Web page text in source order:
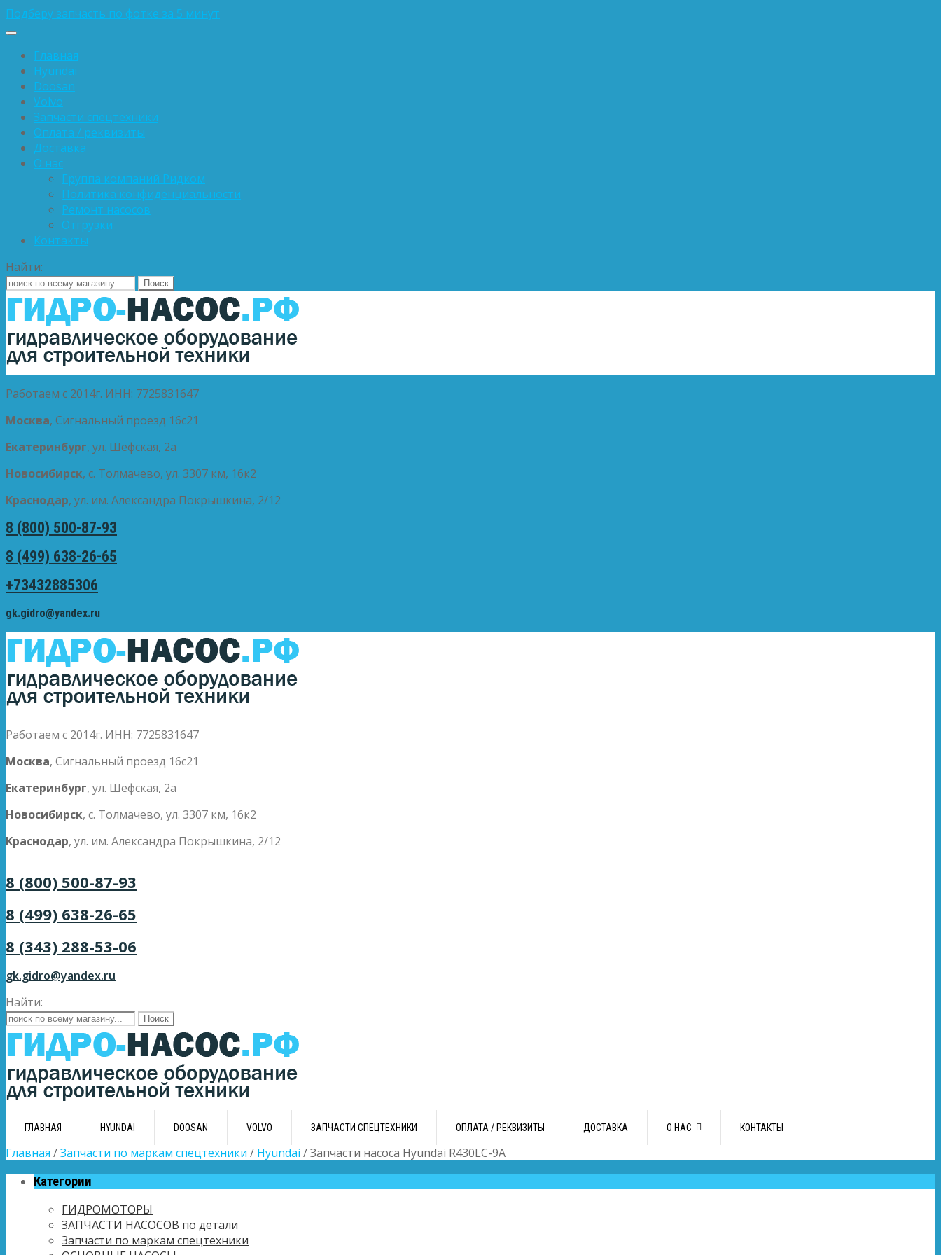
Подберу запчасть по фотке за 5 минут
Главная
Hyundai
Doosan
Volvo
Запчасти спецтехники
Оплата / реквизиты
Доставка
О нас
Группа компаний Ридком
Политика конфиденциальности
Ремонт насосов
Отгрузки
Контакты
Найти:
Работаем с 2014г. ИНН: 7725831647
Москва, Сигнальный проезд 16с21
Екатеринбург, ул. Шефская, 2а
Новосибирск, с. Толмачево, ул. 3307 км, 16к2
Краснодар, ул. им. Александра Покрышкина, 2/12
8 (800) 500-87-93
8 (499) 638-26-65
+73432885306
gk.gidro@yandex.ru
Работаем с 2014г. ИНН: 7725831647
Москва, Сигнальный проезд 16с21
Екатеринбург, ул. Шефская, 2а
Новосибирск, с. Толмачево, ул. 3307 км, 16к2
Краснодар, ул. им. Александра Покрышкина, 2/12
8 (800) 500-87-93
8 (499) 638-26-65
8 (343) 288-53-06
gk.gidro@yandex.ru
Найти:
ГЛАВНАЯ HYUNDAI DOOSAN VOLVO ЗАПЧАСТИ СПЕЦТЕХНИКИ ОПЛАТА / РЕКВИЗИТЫ ДОСТАВКА О НАС КОНТАКТЫ
Главная /Запчасти по маркам спецтехники / Hyundai / Запчасти насоса Hyundai R430LC-9A
Категории
ГИДРОМОТОРЫ
ЗАПЧАСТИ НАСОСОВ по детали
Запчасти по маркам спецтехники